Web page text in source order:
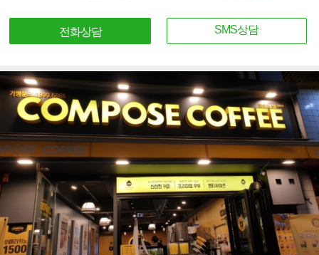
전화상담 SMS상담